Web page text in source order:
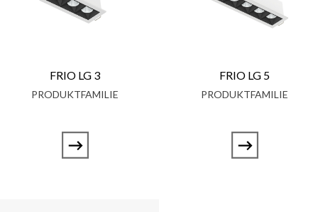
FRIO LG 3
PRODUKTFAMILIE
FRIO LG 5
PRODUKTFAMILIE